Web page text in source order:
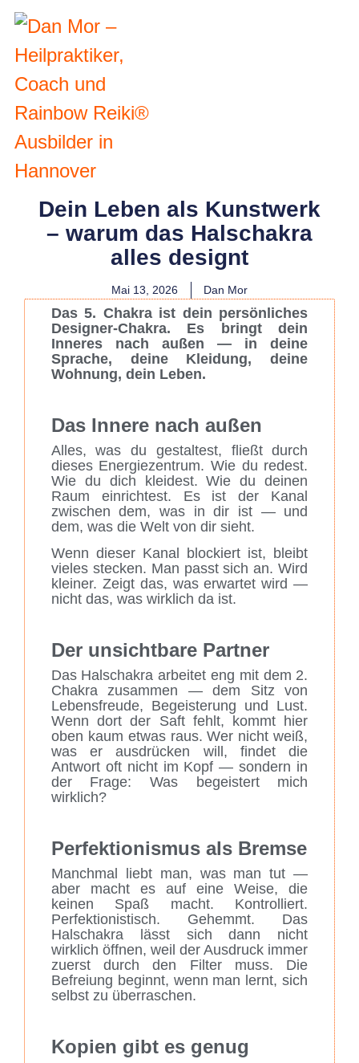
Dein Leben als Kunstwerk
– warum das Halschakra
alles designt
Mai 13, 2026 Dan Mor
Das 5. Chakra ist dein persönliches
Designer-Chakra. Es bringt dein
Inneres nach außen — in deine
Sprache, deine Kleidung, deine
Wohnung, dein Leben.
Das Innere nach außen
Alles, was du gestaltest, fließt durch
dieses Energiezentrum. Wie du redest.
Wie du dich kleidest. Wie du deinen
Raum einrichtest. Es ist der Kanal
zwischen dem, was in dir ist — und
dem, was die Welt von dir sieht.
Wenn dieser Kanal blockiert ist, bleibt
vieles stecken. Man passt sich an. Wird
kleiner. Zeigt das, was erwartet wird —
nicht das, was wirklich da ist.
Der unsichtbare Partner
Das Halschakra arbeitet eng mit dem 2.
Chakra zusammen — dem Sitz von
Lebensfreude, Begeisterung und Lust.
Wenn dort der Saft fehlt, kommt hier
oben kaum etwas raus. Wer nicht weiß,
was er ausdrücken will, findet die
Antwort oft nicht im Kopf — sondern in
der Frage: Was begeistert mich
wirklich?
Perfektionismus als Bremse
Manchmal liebt man, was man tut —
aber macht es auf eine Weise, die
keinen Spaß macht. Kontrolliert.
Perfektionistisch. Gehemmt. Das
Halschakra lässt sich dann nicht
wirklich öffnen, weil der Ausdruck immer
zuerst durch den Filter muss. Die
Befreiung beginnt, wenn man lernt, sich
selbst zu überraschen.
Kopien gibt es genug